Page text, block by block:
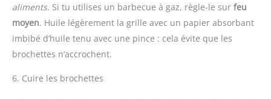
aliments. Si tu utilises un barbecue à gaz, règle-le sur feu
moyen. Huile légèrement la grille avec un papier absorbant
imbibé d’huile tenu avec une pince : cela évite que les
brochettes n’accrochent.
6. Cuire les brochettes